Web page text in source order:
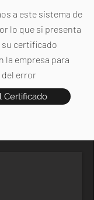
a este sistema de
lo que si presenta
su certificado
la empresa para
error
Certificado